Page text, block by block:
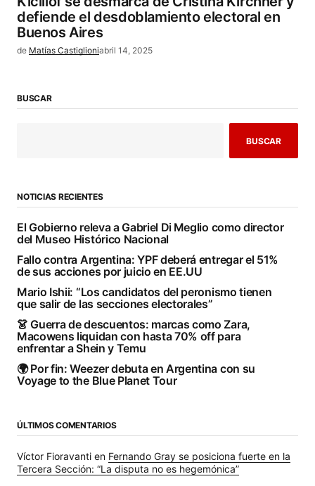
defiende el desdoblamiento electoral en
Buenos Aires
de Matías Castiglioniabril 14, 2025
BUSCAR
BUSCAR
NOTICIAS RECIENTES
El Gobierno releva a Gabriel Di Meglio como director
del Museo Histórico Nacional
Fallo contra Argentina: YPF deberá entregar el 51%
de sus acciones por juicio en EE.UU
Mario Ishii: “Los candidatos del peronismo tienen
que salir de las secciones electorales”
👗 Guerra de descuentos: marcas como Zara,
Macowens liquidan con hasta 70% off para
enfrentar a Shein y Temu
🌍 Por fin: Weezer debuta en Argentina con su
Voyage to the Blue Planet Tour
ÚLTIMOS COMENTARIOS
Víctor Fioravanti en Fernando Gray se posiciona fuerte en la
Tercera Sección: “La disputa no es hegemónica”